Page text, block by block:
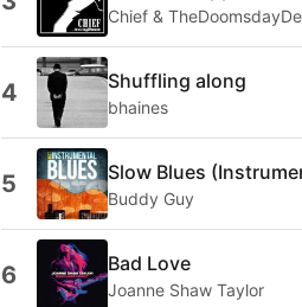
Chief &
4 Shuffling along
bhaines
5 Slow Blues
Buddy Guy
6 Bad Love
Joanne Shaw Taylor